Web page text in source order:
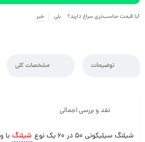
آیا قیمت مناسب‌تری سراغ دارید؟ بلی خیر
توضیحات مشخصات کلی
نقد و بررسی اجمالی
شیلنگ سیلیکونی 50 در 60 یک نوع شیلنگ با